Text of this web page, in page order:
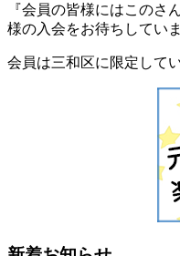
『会員の皆様にはこの
様の入会をお待ちしていま
会員は三和区に限定して